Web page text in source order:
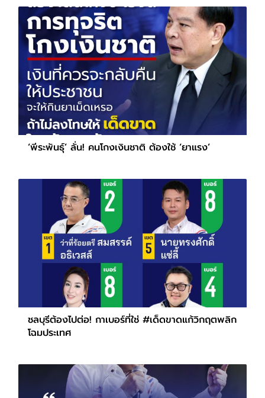
‘พีระพันธุ์’ ลั่น! คนโกงเงินชาติ ต้องใช้ ‘ยาแรง’
ชลบุรีต้องไปต่อ! กาเบอร์ที่ใช่ #เด็ดขาดแก้วิกฤตพลิก
โฉมประเทศ